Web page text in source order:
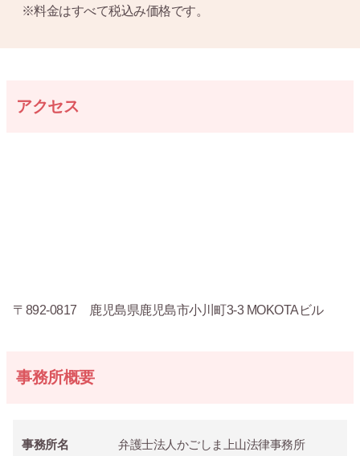
※料金はすべて税込み価格です。
アクセス
〒892-0817 鹿児島県鹿児島市小川町3-3 MOKOTAビル
事務所概要
事務所名 弁護士法人かごしま上山法律事務所